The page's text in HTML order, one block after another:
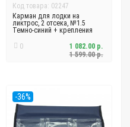
Код товара: 02247
Карман для лодки на
ликтрос, 2 отсека, №1.5
Темно-синий + крепления
0
1 599.00 р.
1 082.00 р.
-36%